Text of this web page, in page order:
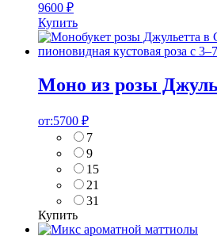
9600 ₽
Купить
Моно из розы
от:5700 ₽
7
9
15
21
31
Купить